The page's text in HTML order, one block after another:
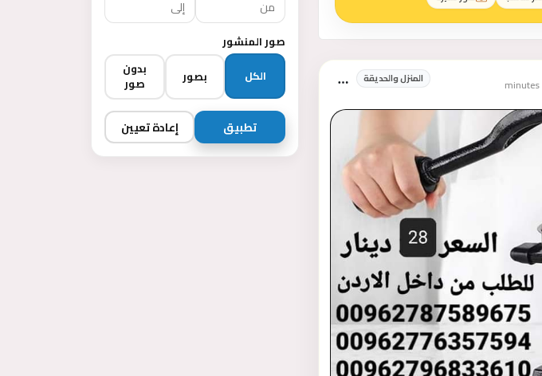
المنزل والحديقة
صور المنشور
الكل
بصور بدون
صور
تطبيق إعادة تعيين